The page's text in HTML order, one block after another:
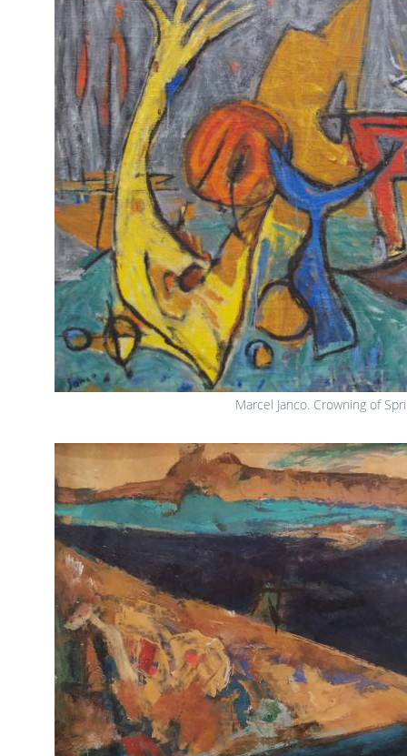
Marcel Janco. Crowning of